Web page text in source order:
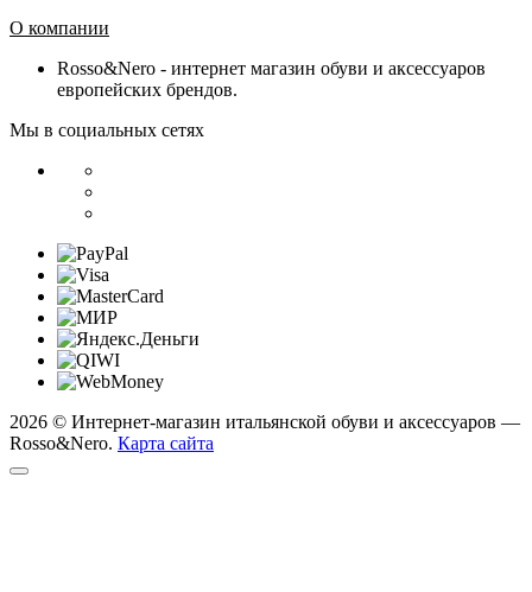
О компании
Rosso&Nero - интернет магазин обуви и аксессуаров
европейских брендов.
Мы в социальных сетях
2026 © Интернет-магазин итальянской обуви и аксессуаров —
Rosso&Nero. Карта сайта